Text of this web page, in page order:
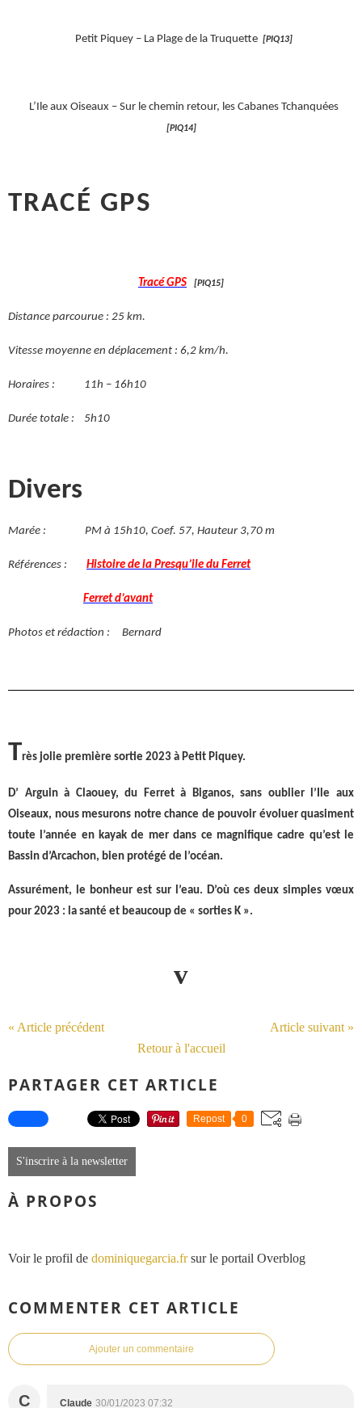
Petit Piquey – La Plage de la Truquette[PIQ13]
L’Ile aux Oiseaux – Sur le chemin retour, les Cabanes Tchanquées
[PIQ14]
TRACÉ GPS
Tracé GPS [PIQ15]
Distance parcourue : 25 km.
Vitesse moyenne en déplacement : 6,2 km/h.
Horaires : 11h – 16h10
Durée totale : 5h10
Divers
Marée : PM à 15h10, Coef. 57, Hauteur 3,70 m
Références : Histoire de la Presqu’ile du Ferret
Ferret d’avant
Photos et rédaction : Bernard
Très jolie première sortie 2023 à Petit Piquey.
D’ Arguin à Claouey, du Ferret à Biganos, sans oublier l’Ile aux
Oiseaux, nous mesurons notre chance de pouvoir évoluer quasiment
toute l’année en kayak de mer dans ce magnifique cadre qu’est le
Bassin d’Arcachon, bien protégé de l’océan.
Assurément, le bonheur est sur l’eau. D’où ces deux simples vœux
pour 2023 : la santé et beaucoup de « sorties K ».
v
« Article précédent
Article suivant »
Retour à l'accueil
PARTAGER CET ARTICLE
Repost 0
S'inscrire à la newsletter
À PROPOS
Voir le profil de dominiquegarcia.frsur le portail Overblog
COMMENTER CET ARTICLE
Ajouter un commentaire
C Claude 30/01/2023 07:32